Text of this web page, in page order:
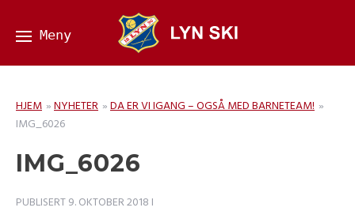
HJEM »NYHETER »DA ER VI IGANG – OGSÅ MED BARNETEAM! »
IMG_6026
IMG_6026
PUBLISERT9. OKTOBER 2018 I